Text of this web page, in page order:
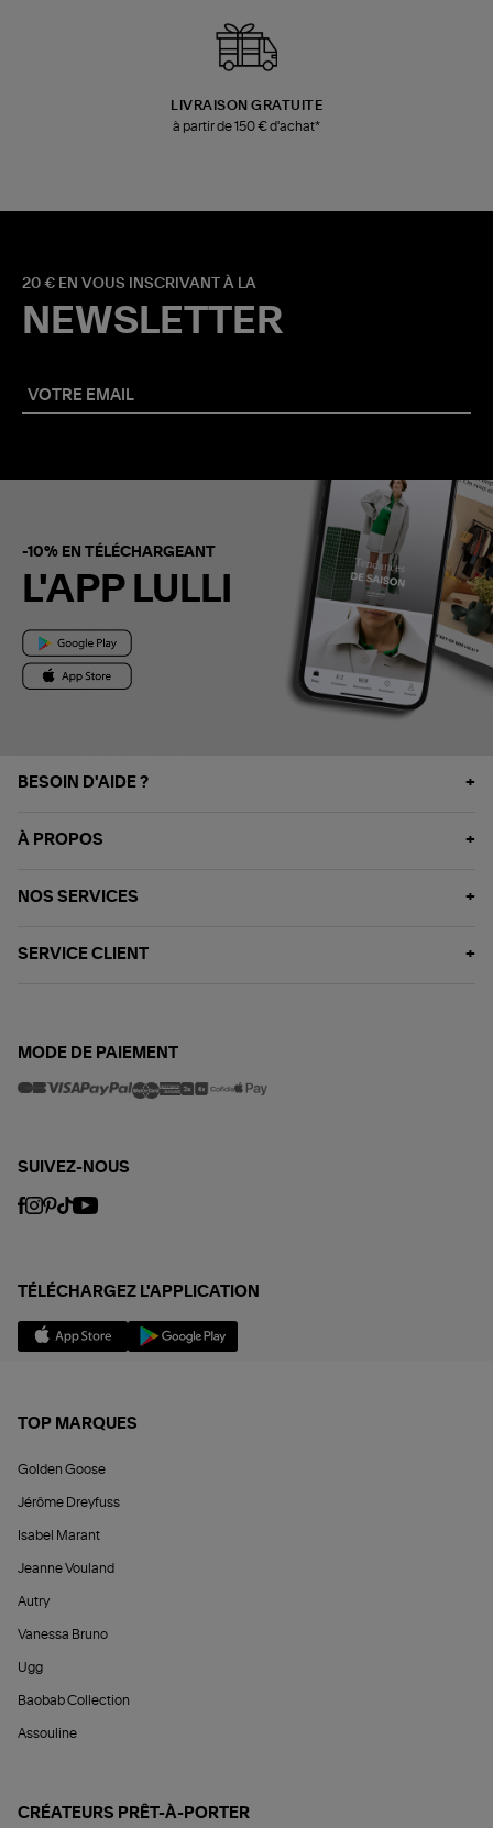
LIVRAISON GRATUITE
à partir de 150 € d'achat*
20 € EN VOUS INSCRIVANT À LA
NEWSLETTER
-10% EN TÉLÉCHARGEANT
L'APP LULLI
BESOIN D'AIDE ?
À PROPOS
NOS SERVICES
SERVICE CLIENT
MODE DE PAIEMENT
SUIVEZ-NOUS
TÉLÉCHARGEZ L'APPLICATION
TOP MARQUES
Golden Goose
Jérôme Dreyfuss
Isabel Marant
Jeanne Vouland
Autry
Vanessa Bruno
Ugg
Baobab Collection
Assouline
CRÉATEURS PRÊT-À-PORTER